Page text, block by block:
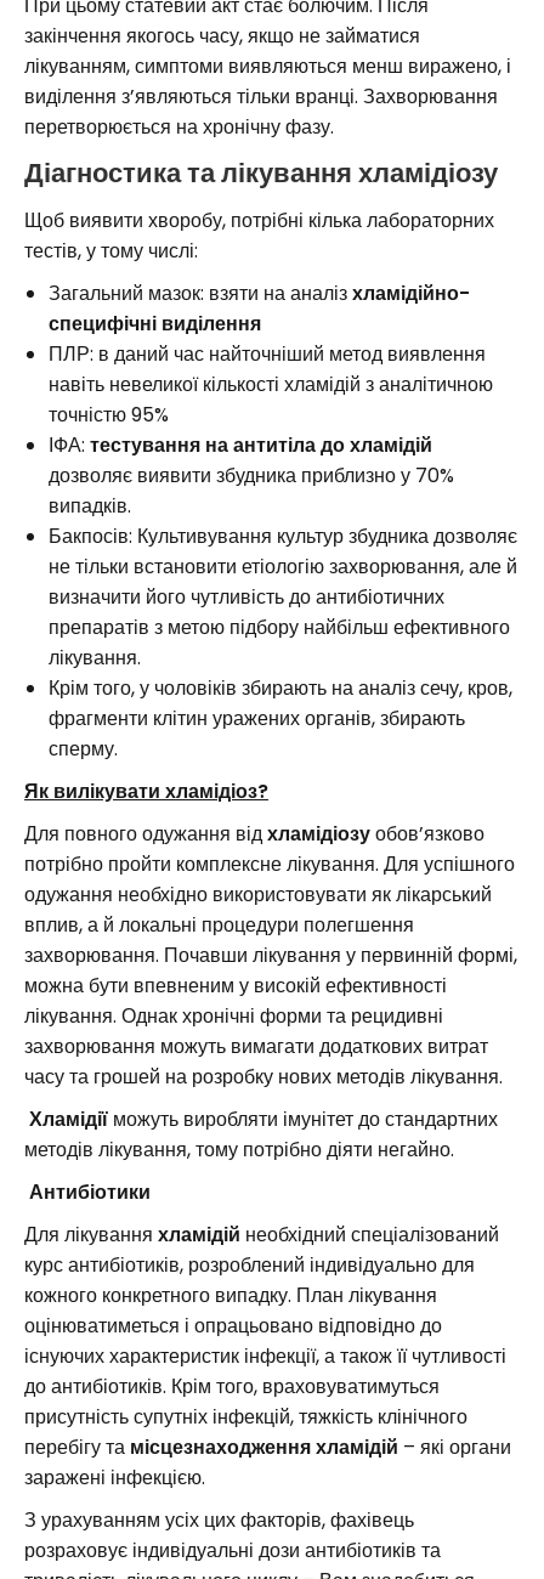
закінчення якогось часу, якщо не займатися
лікуванням, симптоми виявляються менш виражено, і
виділення з’являються тільки вранці. Захворювання
перетворюється на хронічну фазу.
Діагностика та лікування хламідіозу
Щоб виявити хворобу, потрібні кілька лабораторних
тестів, у тому числі:
Загальний мазок: взяти на аналізхламідійно-
специфічні виділення
ПЛР: в даний час найточніший метод виявлення
навіть невеликої кількості хламідій з аналітичною
точністю 95%
ІФА: тестування на антитіла до хламідій
дозволяє виявити збудника приблизно у 70%
випадків.
Бакпосів: Культивування культур збудника дозволяє
не тільки встановити етіологію захворювання, але й
визначити його чутливість до антибіотичних
препаратів з метою підбору найбільш ефективного
лікування.
Крім того, у чоловіків збирають на аналіз сечу, кров,
фрагменти клітин уражених органів, збирають
сперму.
Як вилікувати хламідіоз?
Для повного одужання відхламідіозуобов’язково
потрібно пройти комплексне лікування. Для успішного
одужання необхідно використовувати як лікарський
вплив, а й локальні процедури полегшення
захворювання. Почавши лікування у первинній формі,
можна бути впевненим у високій ефективності
лікування. Однак хронічні форми та рецидивні
захворювання можуть вимагати додаткових витрат
часу та грошей на розробку нових методів лікування.
Хламідії можуть виробляти імунітет до стандартних
методів лікування, тому потрібно діяти негайно.
Антибіотики
Для лікування хламідій необхідний спеціалізований
курс антибіотиків, розроблений індивідуально для
кожного конкретного випадку. План лікування
оцінюватиметься і опрацьовано відповідно до
існуючих характеристик інфекції, а також її чутливості
до антибіотиків. Крім того, враховуватимуться
присутність супутніх інфекцій, тяжкість клінічного
перебігу та місцезнаходження хламідій – які органи
заражені інфекцією.
З урахуванням усіх цих факторів, фахівець
розраховує індивідуальні дози антибіотиків та